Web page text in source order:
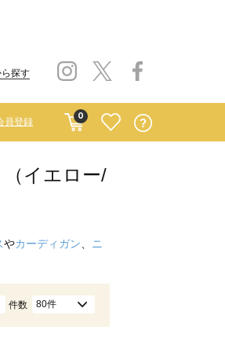
探す
0
員登録
イエロー/
やカーディガン
ニ
件数 80件